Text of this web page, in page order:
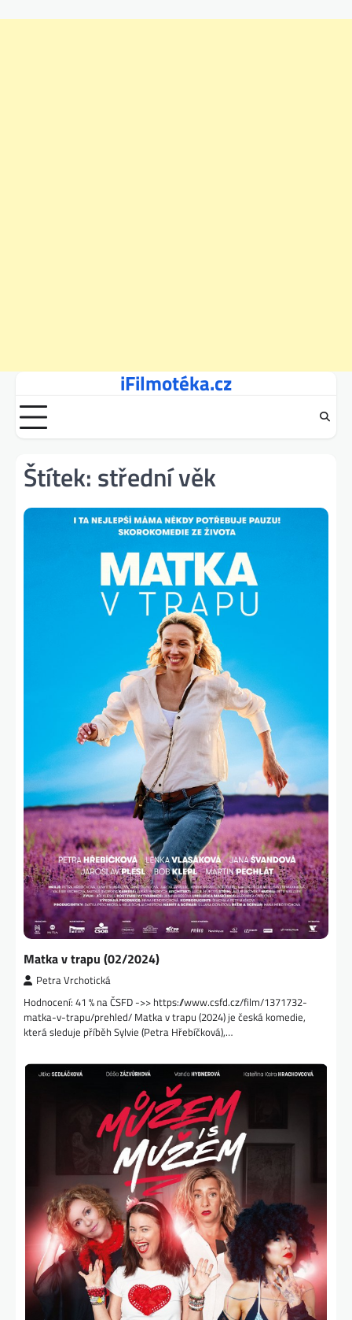
content
iFilmotéka.cz
Štítek: střední věk
Matka v trapu (02/2024)
Petra Vrchotická
Hodnocení: 41 % na ČSFD ->> https://www.csfd.cz/film/1371732-
matka-v-trapu/prehled/ Matka v trapu (2024) je česká komedie,
která sleduje příběh Sylvie (Petra Hřebíčková),…